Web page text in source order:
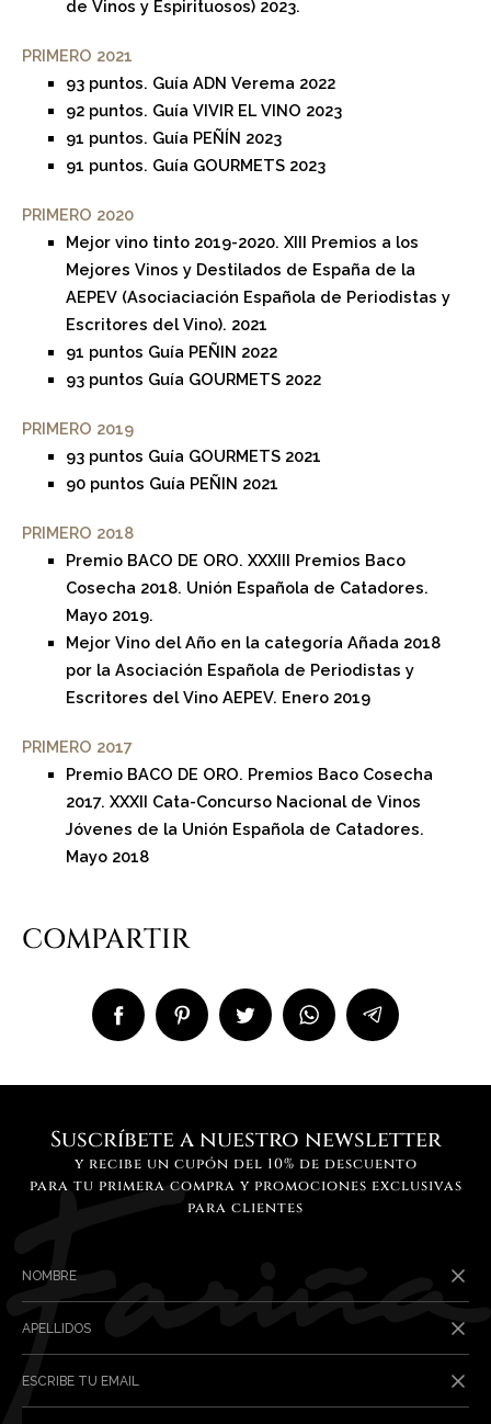
de Vinos y Espirituosos) 2023.
PRIMERO 2021
93 puntos. Guía ADN Verema 2022
92 puntos. Guía VIVIR EL VINO 2023
91 puntos. Guía PEÑÍN 2023
91 puntos. Guía GOURMETS 2023
PRIMERO 2020
Mejor vino tinto 2019-2020. XIII Premios a los
Mejores Vinos y Destilados de España de la
AEPEV (Asociaciación Española de Periodistas y
Escritores del Vino). 2021
91 puntos Guía PEÑIN 2022
93 puntos Guía GOURMETS 2022
PRIMERO 2019
93 puntos Guía GOURMETS 2021
90 puntos Guía PEÑIN 2021
PRIMERO 2018
Premio BACO DE ORO. XXXIII Premios Baco
Cosecha 2018. Unión Española de Catadores.
Mayo 2019.
Mejor Vino del Año en la categoría Añada 2018
por la Asociación Española de Periodistas y
Escritores del Vino AEPEV. Enero 2019
PRIMERO 2017
Premio BACO DE ORO. Premios Baco Cosecha
2017. XXXII Cata-Concurso Nacional de Vinos
Jóvenes de la Unión Española de Catadores.
Mayo 2018
COMPARTIR
Suscríbete a nuestro newsletter
y recibe un cupón del 10% de descuento
para tu primera compra y promociones exclusivas
para clientes
NOMBRE
APELLIDOS
ESCRIBE TU EMAIL